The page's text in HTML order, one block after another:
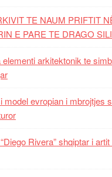
TE NAUM PRIFTIT
E PARE TE DRAGO
arkitektonik te
model evropian i mbrojtjes
Rivera” shqiptar i